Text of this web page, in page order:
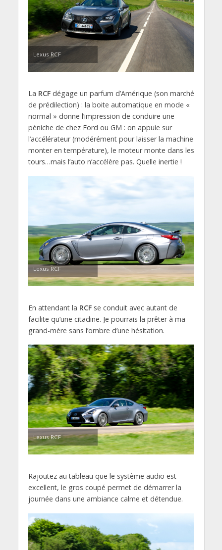
Lexus RCF
La RCFdégage un parfum d’Amérique (son marché
de prédilection) : la boite automatique en mode «
normal » donne l’impression de conduire une
péniche de chez Ford ou GM : on appuie sur
l’accélérateur (modérément pour laisser la machine
monter en température), le moteur monte dans les
tours…mais l’auto n’accélère pas. Quelle inertie !
Lexus RCF
En attendant la RCFse conduit avec autant de
facilite qu’une citadine. Je pourrais la prêter à ma
grand-mère sans l’ombre d’une hésitation.
Lexus RCF
Rajoutez au tableau que le système audio est
excellent, le gros coupé permet de démarrer la
journée dans une ambiance calme et détendue.